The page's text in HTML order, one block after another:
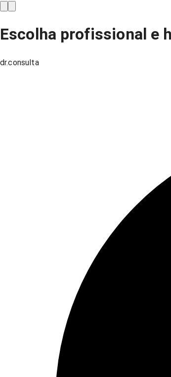
Escolha profissional e
dr.consulta